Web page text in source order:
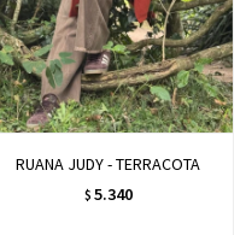
RUANA JUDY - TERRACOTA
$ 5.340